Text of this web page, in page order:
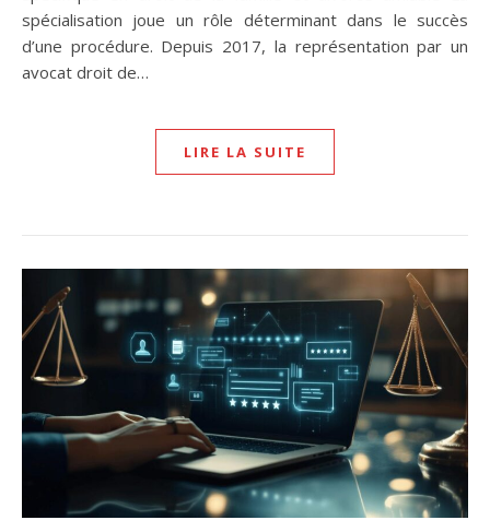
spécialisation joue un rôle déterminant dans le succès
d’une procédure. Depuis 2017, la représentation par un
avocat droit de…
LIRE LA SUITE